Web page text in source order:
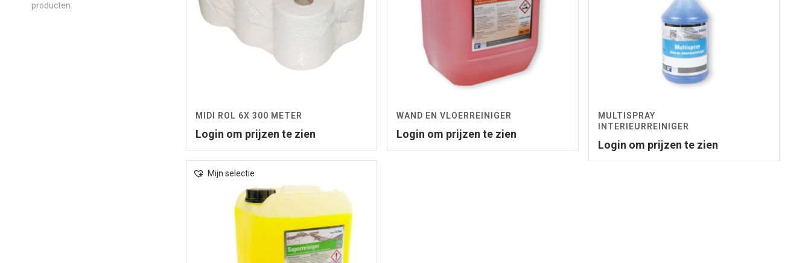
MIDI ROL 6X 300 METER
Login om prijzen te zien
WAND EN VLOERREINIGER
Login om prijzen te zien
MULTISPRAY
INTERIEURREINIGER
Login om prijzen te zien
Mijn selectie
producten: